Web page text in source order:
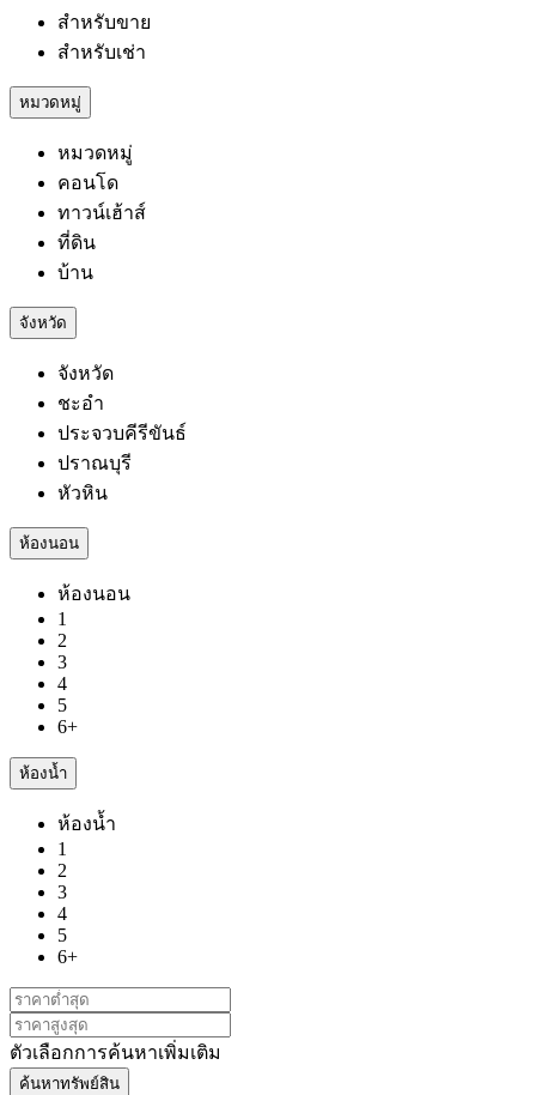
สำหรับขาย
สำหรับเช่า
หมวดหมู่
หมวดหมู่
คอนโด
ทาวน์เฮ้าส์
ที่ดิน
บ้าน
จังหวัด
จังหวัด
ชะอำ
ประจวบคีรีขันธ์
ปราณบุรี
หัวหิน
ห้องนอน
ห้องนอน
1
2
3
4
5
6+
ห้องน้ำ
ห้องน้ำ
1
2
3
4
5
6+
ตัวเลือกการค้นหาเพิ่มเติม
ค้นหาทรัพย์สิน